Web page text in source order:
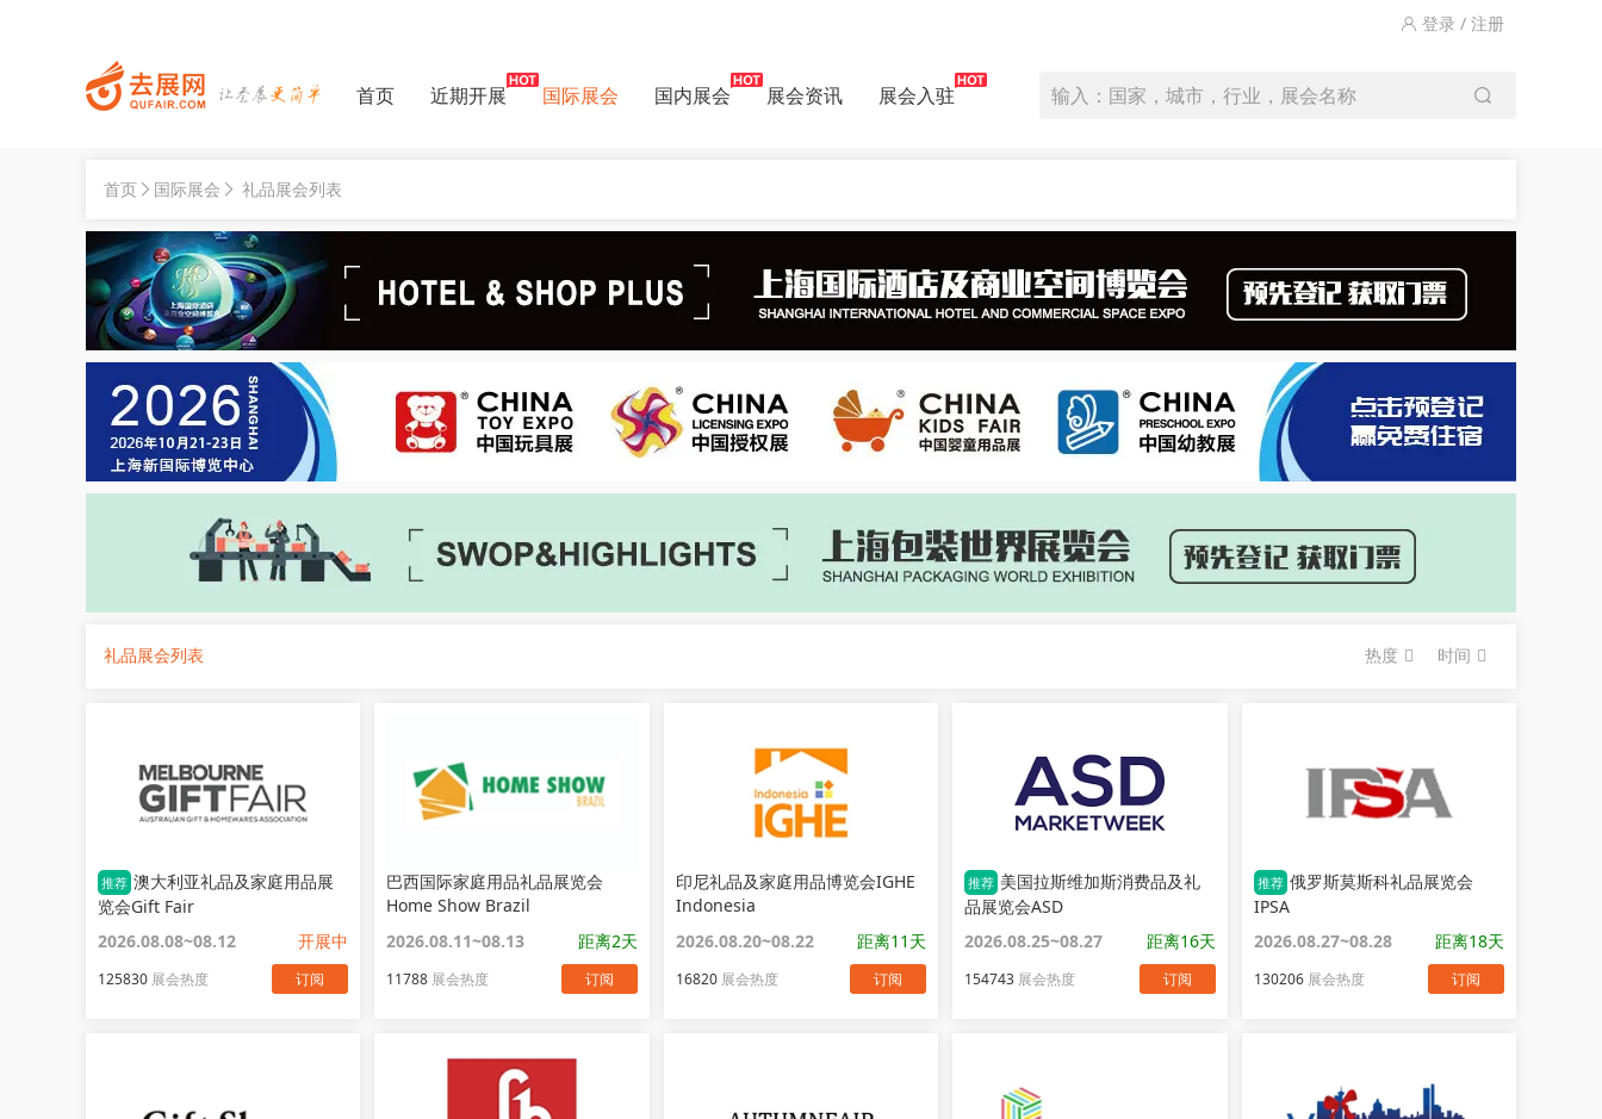
登录 / 注册
首页 近期开展 国际展会 国内展会 展会资讯 展会入驻 输入：国家，城市，行业，展会名称
首页 国际展会 礼品展会列表
礼品展会列表 热度 时间
推荐 澳大利亚礼品及家庭用品展
览会Gift Fair
2026.08.08~08.12
开展中
125830 展会热度 订阅
巴西国际家庭用品礼品展览会
Home Show Brazil
2026.08.11~08.13
距离2天
11788 展会热度 订阅
印尼礼品及家庭用品博览会IGHE
Indonesia
2026.08.20~08.22
距离11天
16820展会热度 订阅
推荐 美国拉斯维加斯消费品及礼
品展览会ASD
2026.08.25~08.27
距离16天
154743 展会热度 订阅
推荐 俄罗斯莫斯科礼品展览会
IPSA
2026.08.27~08.28
距离18天
130206展会热度 订阅